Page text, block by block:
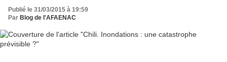
Publié le 31/03/2015 à 19:59
Par Blog de l'AFAENAC